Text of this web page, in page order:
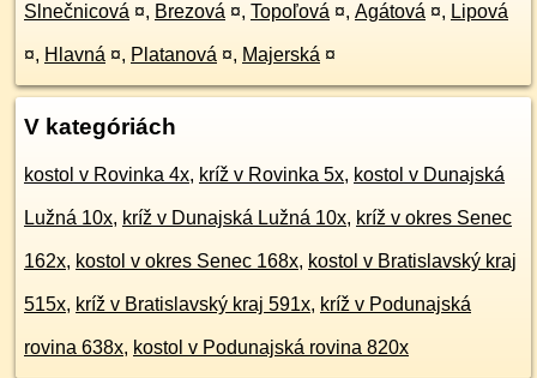
Slnečnicová ¤, Brezová ¤, Topoľová ¤, Agátová ¤, Lipová
¤, Hlavná ¤, Platanová ¤, Majerská ¤
V kategóriách
kostol v Rovinka 4x, kríž v Rovinka 5x, kostol v Dunajská
Lužná 10x, kríž v Dunajská Lužná 10x, kríž v okres Senec
162x, kostol v okres Senec 168x, kostol v Bratislavský kraj
515x, kríž v Bratislavský kraj 591x, kríž v Podunajská
rovina 638x, kostol v Podunajská rovina 820x